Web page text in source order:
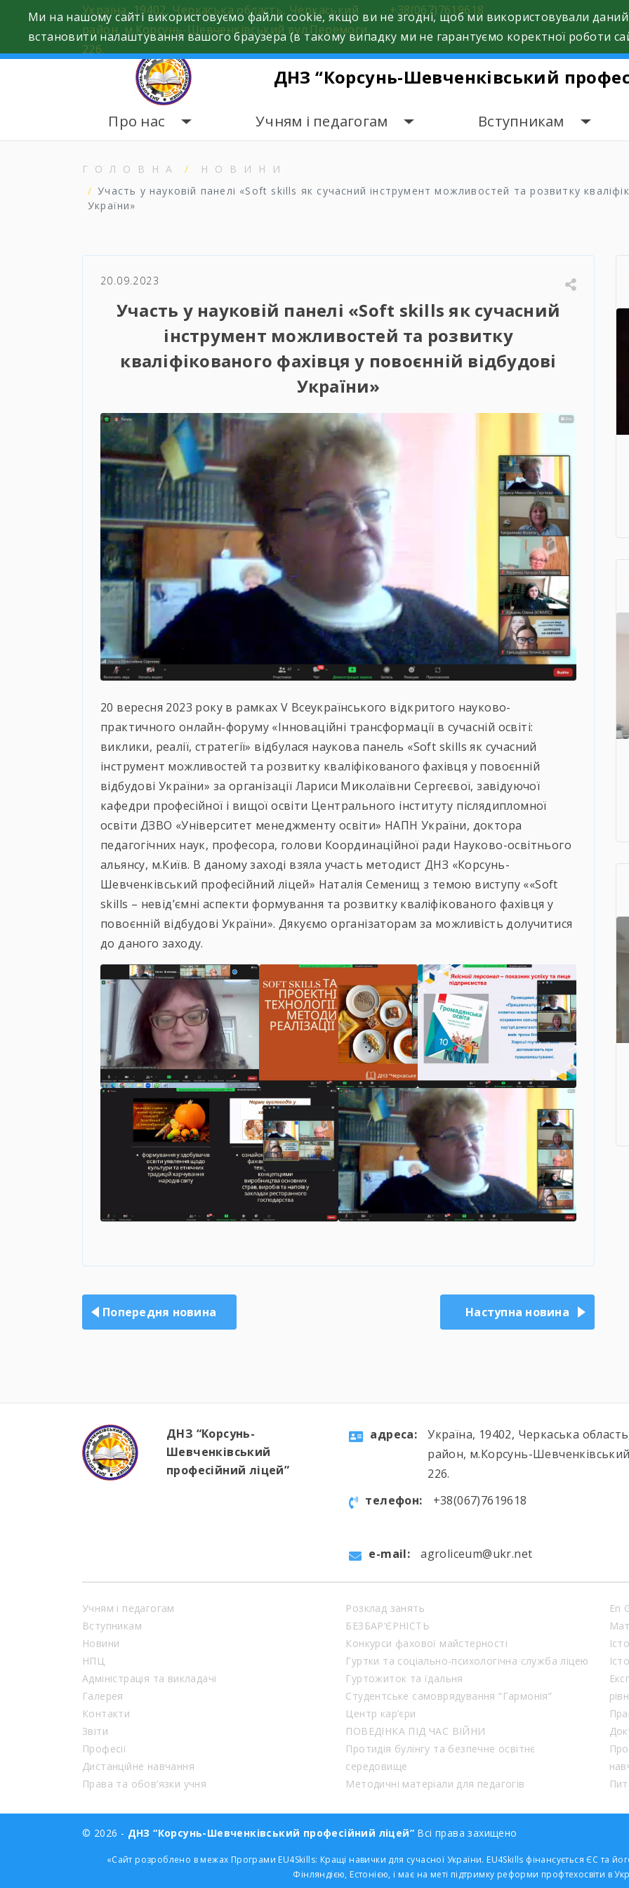
Україна, 19402, Черкаська область, Черкаський
район, м.Корсунь-Шевченківський вул.Перемоги,
226.
+38(067)7619618
ДНЗ “Корсунь-Шевченківський
Про нас Учням і педагогам Вступникам
ГОЛОВНА
НОВИНИ
Участь у науковій панелі «Soft skills як сучасний інструмент можливостей та розвитку
України»
20.09.2023
Участь у науковій панелі «Soft skills як сучасний
інструмент можливостей та розвитку
кваліфікованого фахівця у повоєнній відбудові
України»
20 вересня 2023 року в рамках V Всеукраїнського відкритого науково-
практичного онлайн-форуму «Інноваційні трансформації в сучасній освіті:
виклики, реалії, стратегії» відбулася наукова панель «Soft skills як сучасний
інструмент можливостей та розвитку кваліфікованого фахівця у повоєнній
відбудові України» за організації Лариси Миколаївни Сергеєвої, завідуючої
кафедри професійної і вищої освіти Центрального інституту післядипломної
освіти ДЗВО «Університет менеджменту освіти» НАПН України, доктора
педагогічних наук, професора, голови Координаційної ради Науково-освітнього
альянсу, м.Київ. В даному заході взяла участь методист ДНЗ «Корсунь-
Шевченківський професійний ліцей» Наталія Семенищ з темою виступу ««Soft
skills – невід’ємні аспекти формування та розвитку кваліфікованого фахівця у
повоєнній відбудові України». Дякуємо організаторам за можливість долучитися
до даного заходу.
записів
Попередня новина Наступна новина
Ми на нашому сайті використовуємо файли cookie, якщо ви не згодні, щоб ми використовували
встановити налаштування вашого браузера (в такому випадку ми не гарантуємо коректної роботи
ДНЗ “Корсунь-
Шевченківський
професійний ліцей”
aдресa:
Україна, 19402, Черкаська
район, м.Корсунь-
226.
телефон:
+38(067)7619618
e-mail: agroliceum@ukr.net
Учням і педагогам
Вступникам
Новини
НПЦ
Адміністрація та викладачі
Галерея
Контакти
Звіти
Професії
Дистанційне навчання
Права та обов’язки учня
Розклад занять
БЕЗБАР’ЄРНІСТЬ
Конкурси фахової майстерності
Гуртки та соціально-психологічна служба ліцею
Гуртожиток та їдальня
Студентське самоврядування “Гармонія”
Центр кар’єри
ПОВЕДІНКА ПІД ЧАС ВІЙНИ
Протидія булінгу та безпечне освітнє
середовище
Методичні матеріали для педагогів
En
© 2026 - ДНЗ “Корсунь-Шевченківський професійний ліцей” Всі права захищено
«Сайт розроблено в межах Програми EU4Skills: Кращі навички для сучасної України. EU4Skills фінансується ЄС
Фінляндією, Естонією, і має на меті підтримку реформи профтехосвіти в